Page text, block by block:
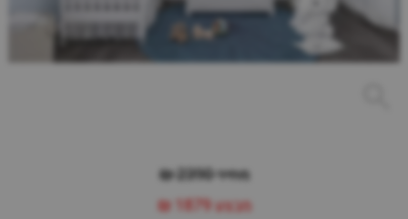
מחיר 2390 ₪
מבצע1879 ₪